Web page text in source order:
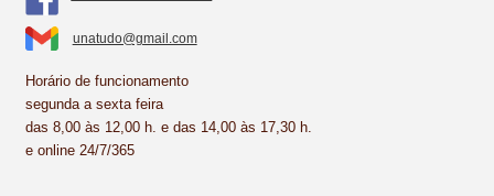
unatudo@gmail.com
Horário de funcionamento
segunda a sexta feira
das 8,00 às 12,00 h. e das 14,00 às 17,30 h.
e online 24/7/365